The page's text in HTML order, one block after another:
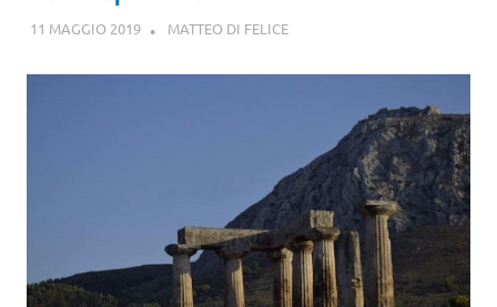
11 MAGGIO 2019 MATTEO DI FELICE